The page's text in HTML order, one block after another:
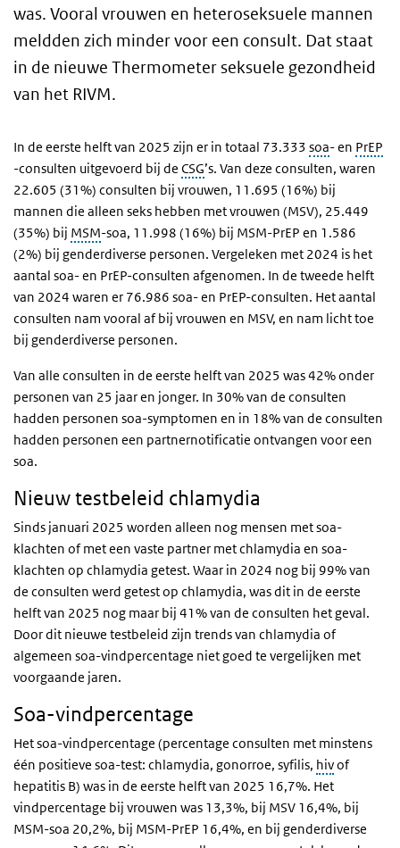
was. Vooral vrouwen en heteroseksuele mannen
meldden zich minder voor een consult. Dat staat
in de nieuwe Thermometer seksuele gezondheid
van het RIVM.
In de eerste helft van 2025 zijn er in totaal 73.333 soa- en PrEP
-consulten uitgevoerd bij de CSG’s. Van deze consulten, waren
22.605 (31%) consulten bij vrouwen, 11.695 (16%) bij
mannen die alleen seks hebben met vrouwen (MSV), 25.449
(35%) bij MSM-soa, 11.998 (16%) bij MSM-PrEP en 1.586
(2%) bij genderdiverse personen. Vergeleken met 2024 is het
aantal soa- en PrEP-consulten afgenomen. In de tweede helft
van 2024 waren er 76.986 soa- en PrEP-consulten. Het aantal
consulten nam vooral af bij vrouwen en MSV, en nam licht toe
bij genderdiverse personen.
Van alle consulten in de eerste helft van 2025 was 42% onder
personen van 25 jaar en jonger. In 30% van de consulten
hadden personen soa-symptomen en in 18% van de consulten
hadden personen een partnernotificatie ontvangen voor een
soa.
Nieuw testbeleid chlamydia
Sinds januari 2025 worden alleen nog mensen met soa-
klachten of met een vaste partner met chlamydia en soa-
klachten op chlamydia getest. Waar in 2024 nog bij 99% van
de consulten werd getest op chlamydia, was dit in de eerste
helft van 2025 nog maar bij 41% van de consulten het geval.
Door dit nieuwe testbeleid zijn trends van chlamydia of
algemeen soa-vindpercentage niet goed te vergelijken met
voorgaande jaren.
Soa-vindpercentage
Het soa-vindpercentage (percentage consulten met minstens
één positieve soa-test: chlamydia, gonorroe, syfilis, hivof
hepatitis B) was in de eerste helft van 2025 16,7%. Het
vindpercentage bij vrouwen was 13,3%, bij MSV 16,4%, bij
MSM-soa 20,2%, bij MSM-PrEP 16,4%, en bij genderdiverse